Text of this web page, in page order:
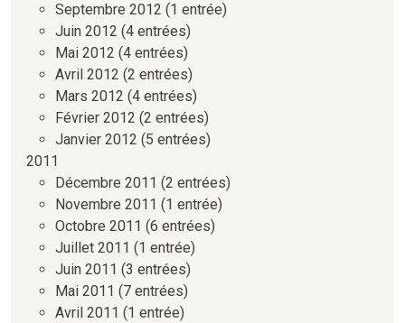
Septembre 2012 (1 entrée)
Juin 2012 (4 entrées)
Mai 2012 (4 entrées)
Avril 2012 (2 entrées)
Mars 2012 (4 entrées)
Février 2012 (2 entrées)
Janvier 2012 (5 entrées)
2011
Décembre 2011 (2 entrées)
Novembre 2011 (1 entrée)
Octobre 2011 (6 entrées)
Juillet 2011 (1 entrée)
Juin 2011 (3 entrées)
Mai 2011 (7 entrées)
Avril 2011 (1 entrée)